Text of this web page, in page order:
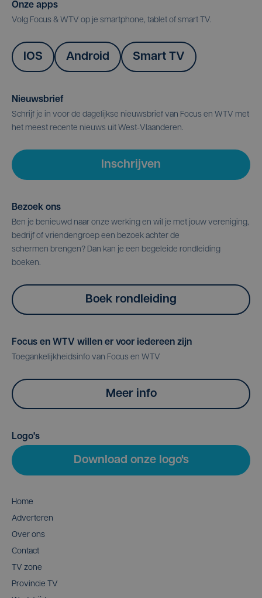
Onze apps
Volg Focus & WTV op je smartphone, tablet of smart TV.
IOS Android Smart TV
Nieuwsbrief
Schrijf je in voor de dagelijkse nieuwsbrief van Focus en WTV met
het meest recente nieuws uit West-Vlaanderen.
Inschrijven
Bezoek ons
Ben je benieuwd naar onze werking en wil je met jouw vereniging,
bedrijf of vriendengroep een bezoek achter de
schermen brengen? Dan kan je een begeleide rondleiding
boeken.
Boek rondleiding
Focus en WTV willen er voor iedereen zijn
Toegankelijkheidsinfo van Focus en WTV
Meer info
Logo's
Download onze logo's
Home
Adverteren
Over ons
Contact
TV zone
Provincie TV